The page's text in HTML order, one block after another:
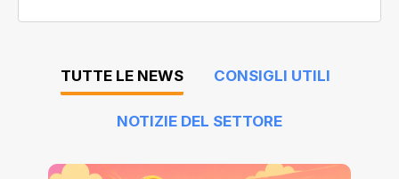
TUTTE LE NEWS CONSIGLI UTILI
NOTIZIE DEL SETTORE